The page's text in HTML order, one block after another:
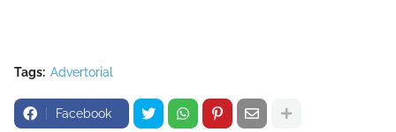
Tags: Advertorial
Facebook